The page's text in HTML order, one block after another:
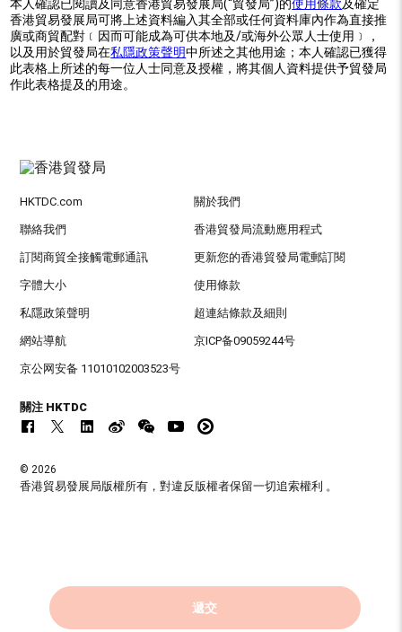
本人確認已閱讀及同意香港貿易發展局(“貿發局”)的使用條款及確定
香港貿易發展局可將上述資料編入其全部或任何資料庫內作為直接推
廣或商貿配對﹝因而可能成為可供本地及/或海外公眾人士使用﹞，
以及用於貿發局在私隱政策聲明中所述之其他用途；本人確認已獲得
此表格上所述的每一位人士同意及授權，將其個人資料提供予貿發局
作此表格提及的用途。
遞交
HKTDC.com 關於我們
聯絡我們 香港貿發局流動應用程式
訂閱商貿全接觸電郵通訊 更新您的香港貿發局電郵訂閱
字體大小 使用條款
私隱政策聲明 超連結條款及細則
網站導航 京ICP备09059244号
京公网安备 11010102003523号
關注 HKTDC
© 2026
香港貿易發展局版權所有，對違反版權者保留一切追索權利 。